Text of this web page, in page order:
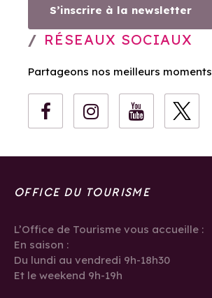
S’inscrire à la newsletter
RÉSEAUX SOCIAUX
Partageons nos meilleurs moments
OFFICE DU TOURISME
L’Office de Tourisme vous accueille :
En saison :
Du lundi au vendredi 9h-18h30
Et le weekend 9h-19h